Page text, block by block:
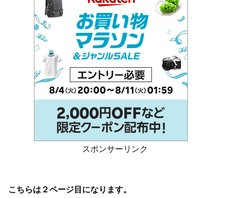
スポンサーリンク
こちらは２ページ目になります。